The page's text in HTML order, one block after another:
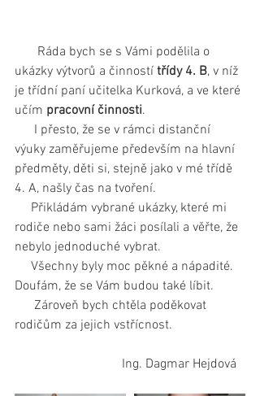
ukázky výtvorů a činností třídy 4. B, v níž
je třídní paní učitelka Kurková, a ve které
učím pracovní činnosti.
výuky zaměřujeme především na hlavní
předměty, děti si, stejně jako v mé třídě
4. A, našly čas na tvoření.
rodiče nebo sami žáci posílali a věřte, že
nebylo jednoduché vybrat.
Doufám, že se Vám budou také líbit.
rodičům za jejich vstřícnost.
                                 Ing. Dagmar Hejdová